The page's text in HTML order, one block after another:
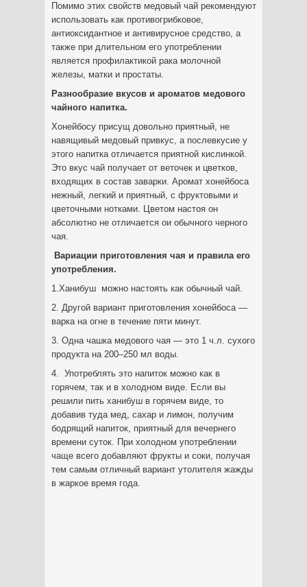
Помимо этих свойств медовый чай рекомендуют
использовать как противогрибковое,
антиоксидантное и антивирусное средство, а
также при длительном его употреблении
является профилактикой рака молочной
железы, матки и простаты.
Разнообразие вкусов и ароматов медового
чайного напитка.
Хонейбосу присущ довольно приятный, не
навящивый медовый привкус, а послевкусие у
этого напитка отличается приятной кислинкой.
Это вкус чай получает от веточек и цветков,
входящих в состав заварки. Аромат хонейбоса
нежный, легкий и приятный, с фруктовыми и
цветочными нотками. Цветом настоя он
абсолютно не отличается ои обычного черного
чая.
Вариации приготовления чая и правила его
употребления.
1.Ханибуш можно настоять как обычный чай.
2. Другой вариант приготовления хонейбоса —
варка на огне в течение пяти минут.
3. Одна чашка медового чая — это 1 ч.л. сухого
продукта на 200–250 мл воды.
4. Употреблять это напиток можно как в
горячем, так и в холодном виде. Если вы
решили пить ханибуш в горячем виде, то
добавив туда мед, сахар и лимон, получим
бодрящий напиток, приятный для вечернего
времени суток. При холодном употреблении
чаще всего добавляют фрукты и соки, получая
тем самым отличный вариант утолителя жажды
в жаркое время года.